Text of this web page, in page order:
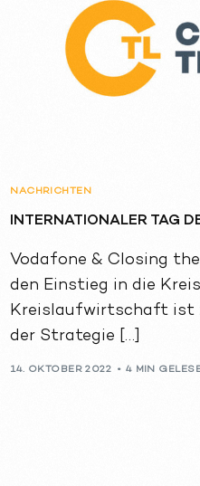
NACHRICHTEN
INTERNATIONALER TAG
Vodafone & Closing
den Einstieg in die
Kreislaufwirtschaft ist
der Strategie […]
14. OKTOBER 2022 4 MIN